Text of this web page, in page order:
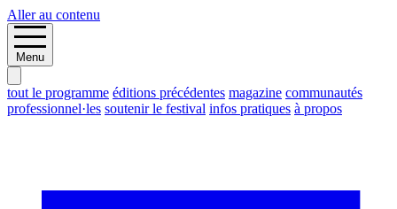
Aller au contenu
Menu
tout le programme éditions précédentes magazine communautés
professionnel·les soutenir le festival infos pratiques à propos